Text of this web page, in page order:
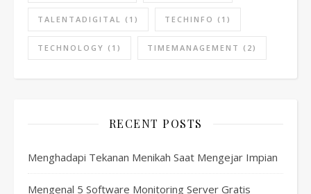
TALENTADIGITAL (1) TECHINFO (1)
TECHNOLOGY (1) TIMEMANAGEMENT (2)
RECENT POSTS
Menghadapi Tekanan Menikah Saat Mengejar Impian
Mengenal 5 Software Monitoring Server Gratis